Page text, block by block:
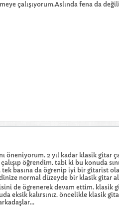
çalışıyorum.Aslında fena da
öneniyorum. 2 yıl kadar klasik gitar
öğrendim. tabi ki bu konuda
tek basına da ögrenip iyi bir gitarist
normal düzeyde bir klasik gitar
de ögrenerek devam ettim. klasik
eksik kalırsınız. öncelikle klasik